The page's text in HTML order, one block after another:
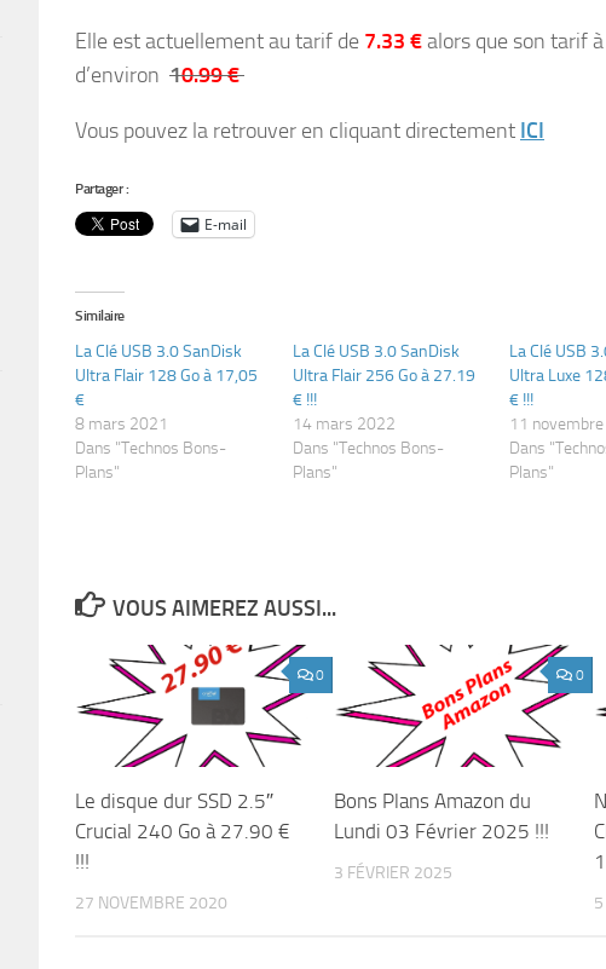
Elle est actuellement au tarif de 7.33 €alors que son tarif
d’environ 10.99 €
Vous pouvez la retrouver en cliquant directement ICI
Partager :
E-mail
Similaire
La Clé USB 3.0 SanDisk
Ultra Flair 128 Go à 17,05
€
8 mars 2021
Dans "Technos Bons-
Plans"
La Clé USB 3.0 SanDisk
Ultra Flair 256 Go à 27.19
€ !!!
14 mars 2022
Dans "Technos Bons-
Plans"
La Clé USB
Ultra Luxe
€ !!!
11
Dans
Plans"
VOUS AIMEREZ AUSSI...
0
Le disque dur SSD 2.5″
Crucial 240 Go à 27.90 €
!!!
27 NOVEMBRE 2020
0
Bons Plans Amazon du
Lundi 03 Février 2025 !!!
3 FÉVRIER 2025